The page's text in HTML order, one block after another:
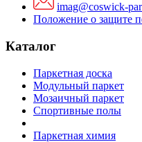
imag@coswick-
Положение о защите
Каталог
Паркетная доска
Модульный паркет
Мозаичный паркет
Спортивные полы
Паркетная химия